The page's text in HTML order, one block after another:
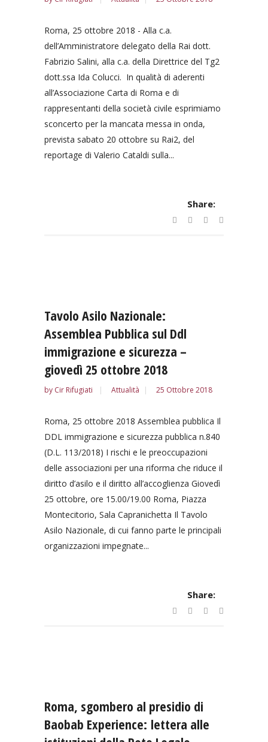
Roma, 25 ottobre 2018 - Alla c.a.
dell’Amministratore delegato della Rai dott.
Fabrizio Salini, alla c.a. della Direttrice del Tg2
dott.ssa Ida Colucci. In qualità di aderenti
all’Associazione Carta di Roma e di
rappresentanti della società civile esprimiamo
sconcerto per la mancata messa in onda,
prevista sabato 20 ottobre su Rai2, del
reportage di Valerio Cataldi sulla...
Share:
Tavolo Asilo Nazionale:
Assemblea Pubblica sul Ddl
immigrazione e sicurezza –
giovedì 25 ottobre 2018
by Cir Rifugiati Attualità 25 Ottobre 2018
Roma, 25 ottobre 2018 Assemblea pubblica Il
DDL immigrazione e sicurezza pubblica n.840
(D.L. 113/2018) I rischi e le preoccupazioni
delle associazioni per una riforma che riduce il
diritto d’asilo e il diritto all’accoglienza Giovedì
25 ottobre, ore 15.00/19.00 Roma, Piazza
Montecitorio, Sala Capranichetta Il Tavolo
Asilo Nazionale, di cui fanno parte le principali
organizzazioni impegnate...
Share:
Roma, sgombero al presidio di
Baobab Experience: lettera alle